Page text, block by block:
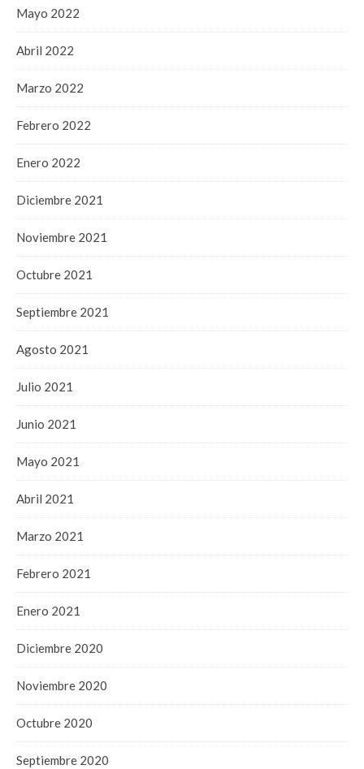
Mayo 2022
Abril 2022
Marzo 2022
Febrero 2022
Enero 2022
Diciembre 2021
Noviembre 2021
Octubre 2021
Septiembre 2021
Agosto 2021
Julio 2021
Junio 2021
Mayo 2021
Abril 2021
Marzo 2021
Febrero 2021
Enero 2021
Diciembre 2020
Noviembre 2020
Octubre 2020
Septiembre 2020